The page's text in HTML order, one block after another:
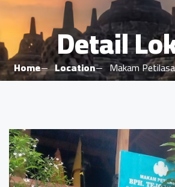
Detail
Home Location Makam